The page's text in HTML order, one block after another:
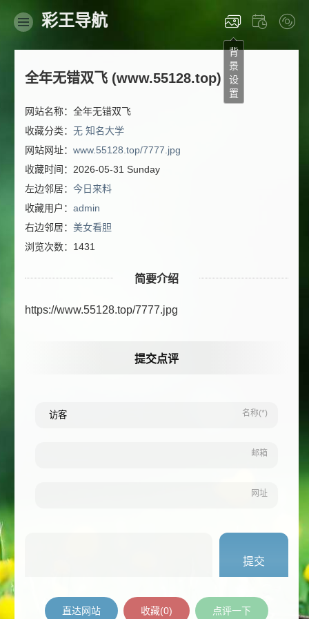
彩王导航
背
景
设
置
全年无错双飞 (www.55128.top)
网站名称：全年无错双飞
收藏分类： 无 知名大学
网站网址： www.55128.top/7777.jpg
收藏时间：2026-05-31 Sunday
左边邻居： 今日来料
收藏用户： admin
右边邻居： 美女看胆
浏览次数：1431
简要介绍
https://www.55128.top/7777.jpg
提交点评
名称(*)
邮箱
网址
直达网站 收藏(0) 点评一下